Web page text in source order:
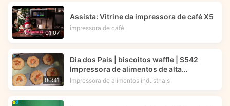
01:07
Assista: Vitrine da impressora de café X5
impressora de café
00:41
Dia dos Pais | biscoitos waffle | S542
Impressora de alimentos de alta
velocidade | Tecnologia de impressão
Impressora de alimentos industriais